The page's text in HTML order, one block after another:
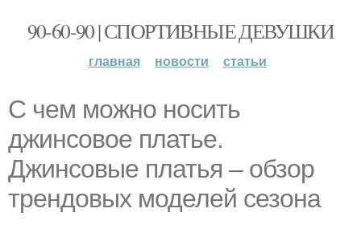
90-60-90 | СПОРТИВНЫЕ ДЕВУШКИ
главная новости статьи
С чем можно носить
джинсовое платье.
Джинсовые платья – обзор
трендовых моделей сезона